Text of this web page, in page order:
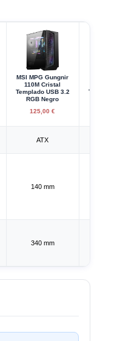
MSI MPG Gungnir
110M Cristal
Templado USB 3.2
RGB Negro
125,00 €
Templado
ATX
140 mm
340 mm